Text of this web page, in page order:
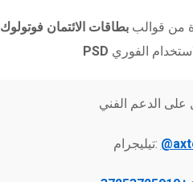
من قوالب بطاقات الائتمان فوتولوك
PSD
تيليجرام: